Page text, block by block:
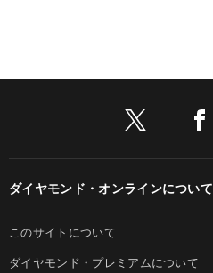
ダイヤモンド・オンラインについて
このサイトについて
ダイヤモンド・プレミアムについて